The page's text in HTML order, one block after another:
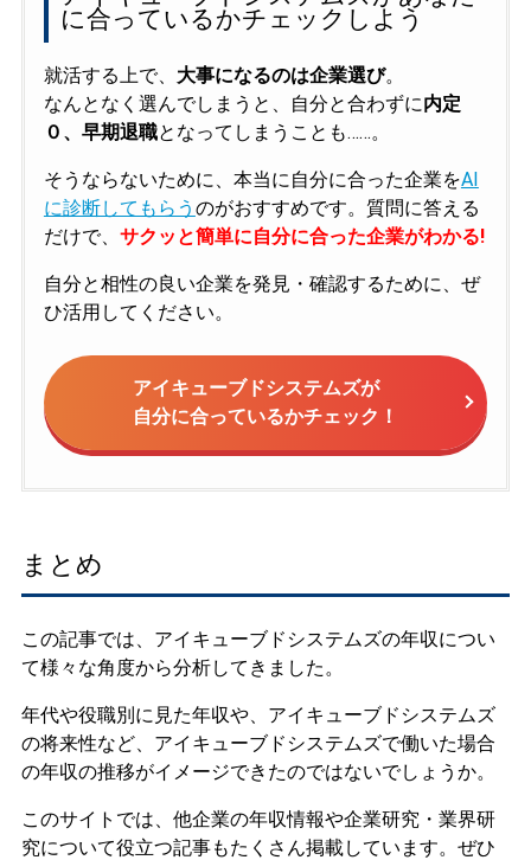
に合っているかチェックしよう
就活する上で、 大事になるのは企業選び。
なんとなく選んでしまうと、自分と合わずに内定
０、早期退職となってしまうことも……。
そうならないために、本当に自分に合った企業をAI
に診断してもらう のがおすすめです。質問に答える
だけで、 サクッと簡単に自分に合った企業がわかる!
自分と相性の良い企業を発見・確認するために、ぜ
ひ活用してください。
アイキューブドシステムズが
自分に合っているかチェック！
まとめ
この記事では、アイキューブドシステムズの年収につい
て様々な角度から分析してきました。
年代や役職別に見た年収や、アイキューブドシステムズ
の将来性など、アイキューブドシステムズで働いた場合
の年収の推移がイメージできたのではないでしょうか。
このサイトでは、他企業の年収情報や企業研究・業界研
究について役立つ記事もたくさん掲載しています。ぜひ